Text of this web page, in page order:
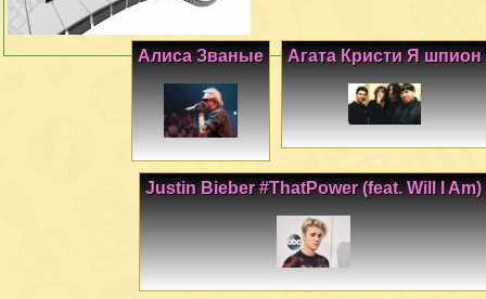
Агата Кристи Я шпион
Алиса Званые
Justin Bieber #ThatPower (feat. Will I Am)